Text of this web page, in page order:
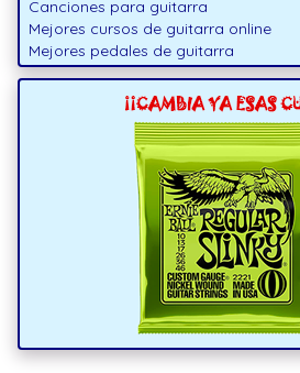
Canciones para guitarra
Mejores cursos de guitarra online
Mejores pedales de guitarra